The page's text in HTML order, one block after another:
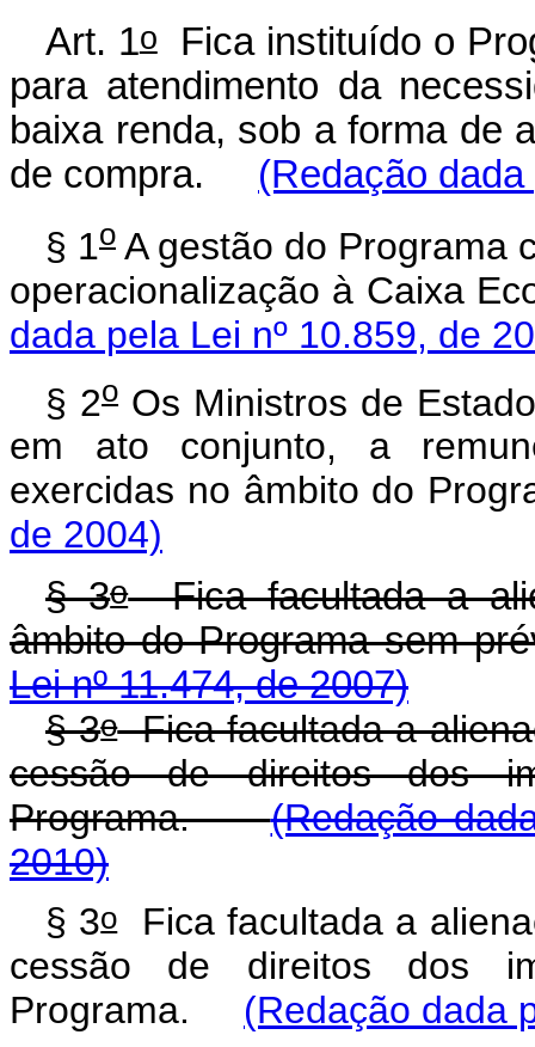
Art. 1oFica instituído o
para atendimento da
baixa renda, sob a forma de
de compra. (Redação
§ 1o A gestão do Programa
operacionalização à Caixa
dada pela Lei nº 10.859, de
§ 2oOs Ministros de
em ato conjunto, a
exercidas no âmbito do
de 2004)
§ 3oFica facultada a
âmbito do Programa sem
Lei nº 11.474, de 2007)
§ 3oFica facultada a
cessão de direitos dos
Programa.(Redação
2010)
§ 3oFica facultada a
cessão de direitos dos
Programa. (Redação dada